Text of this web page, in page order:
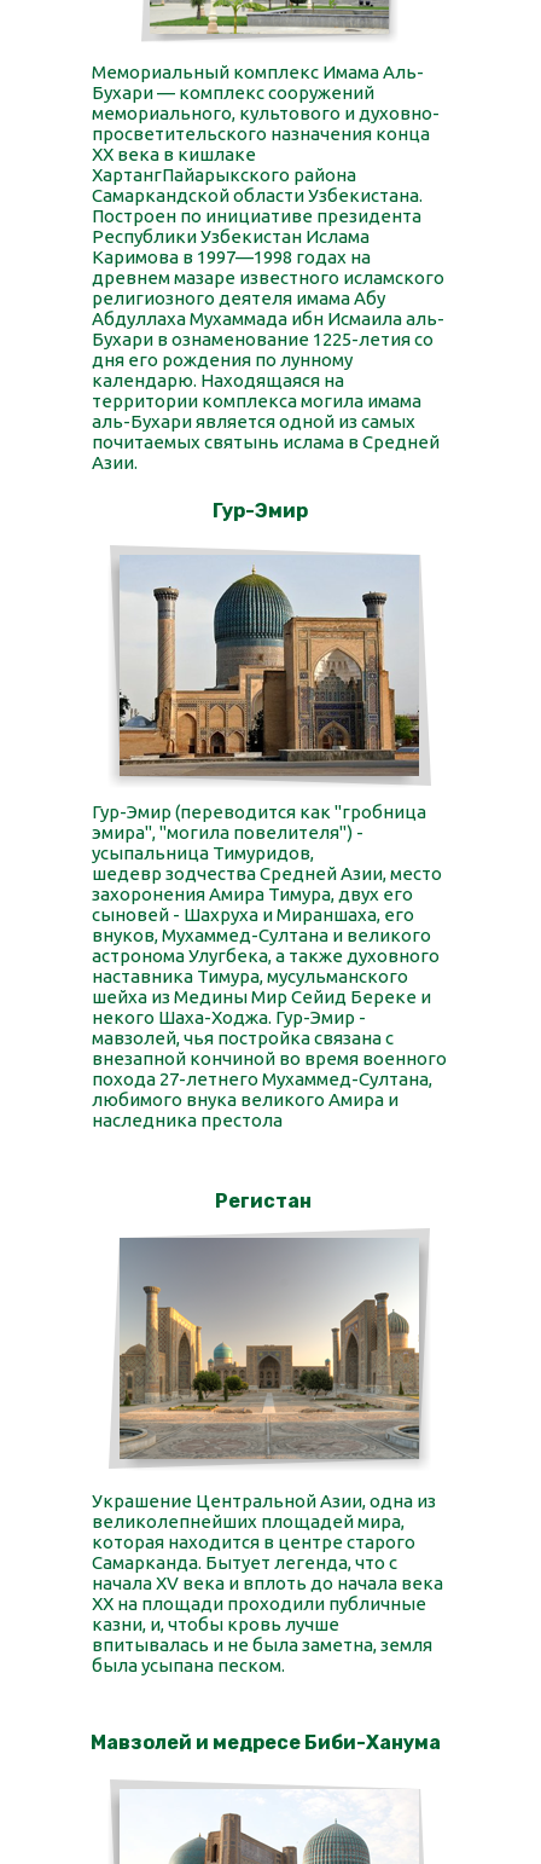
Гур-Эмир
Регистан
Украшение Центральной Азии, одна из
великолепнейших площадей мира,
которая находится в центре старого
Самарканда. Бытует легенда, что с
начала XV века и вплоть до начала века
XX на площади проходили публичные
казни, и, чтобы кровь лучше
впитывалась и не была заметна, земля
была усыпана песком.
Мавзолей и медресе Биби-Ханума
Гур-Эмир (переводится как "гробница
эмира", "могила повелителя") -
усыпальница Тимуридов,
шедевр зодчества Средней Азии, место
захоронения Амира Тимура, двух его
сыновей - Шахруха и Мираншаха, его
внуков, Мухаммед-Султана и великого
астронома Улугбека, а также духовного
наставника Тимура, мусульманского
шейха из Медины Мир Сейид Береке и
некого Шаха-Ходжа. Гур-Эмир -
мавзолей, чья постройка связана с
внезапной кончиной во время военного
похода 27-летнего Мухаммед-Султана,
любимого внука великого Амира и
наследника престола
Мемориальный комплекс Имама Аль-
Бухари — комплекс сооружений
мемориального, культового и духовно-
просветительского назначения конца
XX века в кишлаке
ХартангПайарыкского района
Самаркандской области Узбекистана.
Построен по инициативе президента
Республики Узбекистан Ислама
Каримова в 1997—1998 годах на
древнем мазаре известного исламского
религиозного деятеля имама Абу
Абдуллаха Мухаммада ибн Исмаила аль-
Бухари в ознаменование 1225-летия со
дня его рождения по лунному
календарю. Находящаяся на
территории комплекса могила имама
аль-Бухари является одной из самых
почитаемых святынь ислама в Средней
Азии.